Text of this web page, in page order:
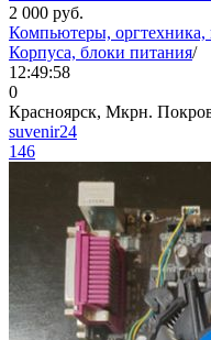
2 000 руб.
Компьютеры, оргтехника,
Корпуса, блоки питания/
12:49:58
0
Красноярск, Мкрн.
suvenir24
146